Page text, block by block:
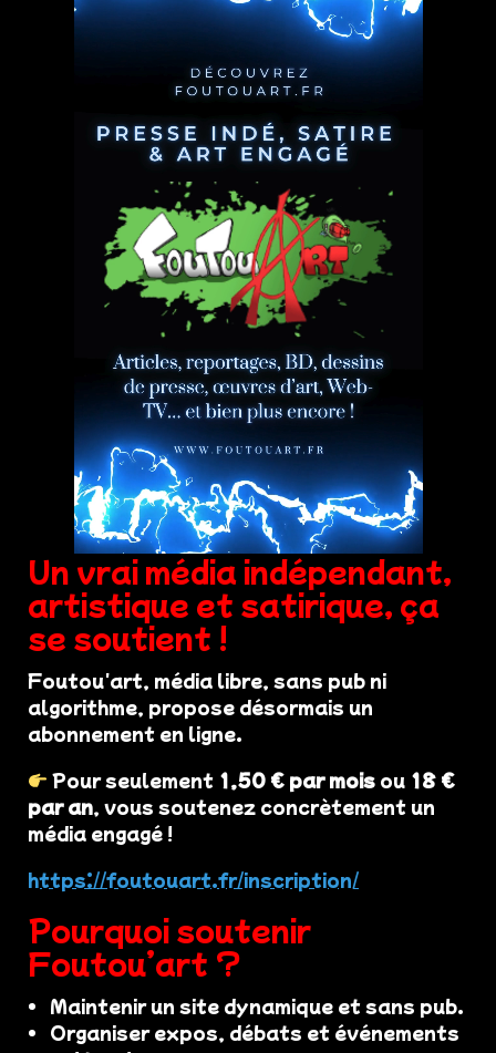
Un vrai média indépendant,
artistique et satirique, ça
se soutient !
Foutou'art, média libre, sans pub ni
algorithme, propose désormais un
abonnement en ligne.
Pour seulement 1,50 € par mois ou 18 €
par an, vous soutenez concrètement un
média engagé !
https://foutouart.fr/inscription/
Pourquoi soutenir
Foutou’art ?
Maintenir un site dynamique et sans pub.
Organiser expos, débats et événements